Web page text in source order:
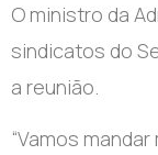
O ministro da
sindicatos do
a reunião.
“Vamos